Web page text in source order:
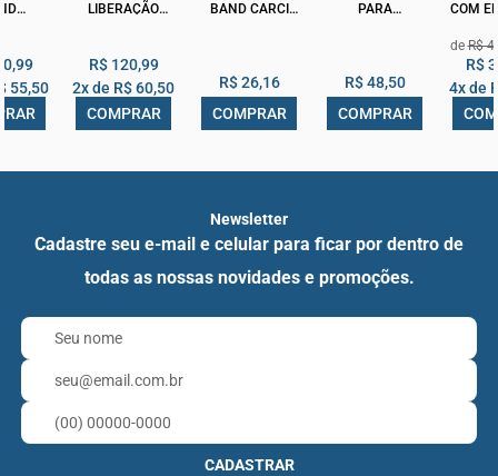
55,50
LIBERAÇÃO
R$ 120,99
2x de R$ 60,50
COMPRAR
BAND CARCI
R$ 26,16
COMPRAR
PARA
R$ 48,50
COMPRAR
COM
R$
R$
4x de
Newsletter
Cadastre seu e-mail e celular para ficar por dentro de
todas as nossas novidades e promoções.
CADASTRAR